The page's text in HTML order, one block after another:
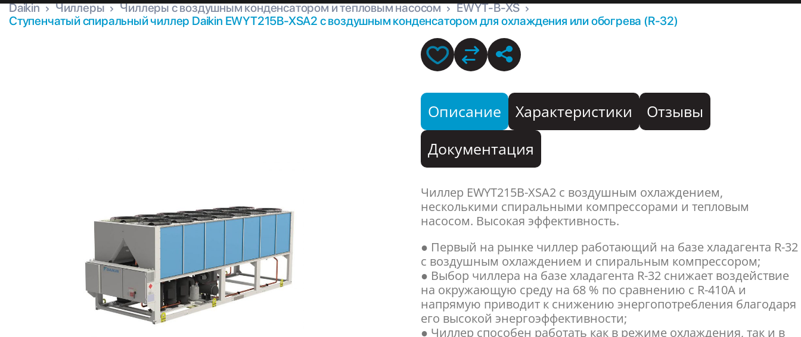
Daikin Чиллеры Чиллеры с воздушным конденсатором и тепловым насосом
EWYT-B-XS
Ступенчатый спиральный чиллер Daikin EWYT215B-XSA2 с воздушным конденсатором для охлаждения или обогрева (R-32)
Описание Характеристики
Отзывы
Документация
Чиллер EWYT215B-XSA2 с воздушным охлаждением,
несколькими спиральными компрессорами и тепловым
насосом. Высокая эффективность.
● Первый на рынке чиллер работающий на базе хладагента R-32
с воздушным охлаждением и спиральным компрессором;
● Выбор чиллера на базе хладагента R-32 снижает воздействие
на окружающую среду на 68 % по сравнению с R-410A и
напрямую приводит к снижению энергопотребления благодаря
его высокой энергоэффективности;
● Чиллер способен работать как в режиме охлаждения, так и в